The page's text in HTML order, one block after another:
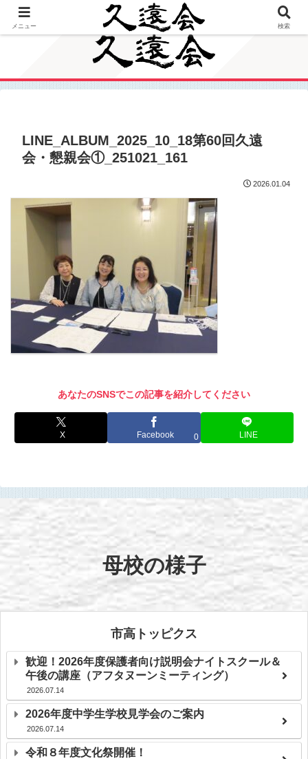
北九州市立（旧戸畑商業）高等学校 同窓会
LINE_ALBUM_2025_10_18第60回久遠
会・懇親会①_251021_161
2026.01.04
あなたのSNSでこの記事を紹介してください
X Facebook 0 LINE
母校の様子
市高トッピクス
歓迎！2026年度保護者向け説明会ナイトスクール＆
午後の講座（アフタヌーンミーティング）
2026.07.14
2026年度中学生学校見学会のご案内
2026.07.14
令和８年度文化祭開催！
メニュー 検索